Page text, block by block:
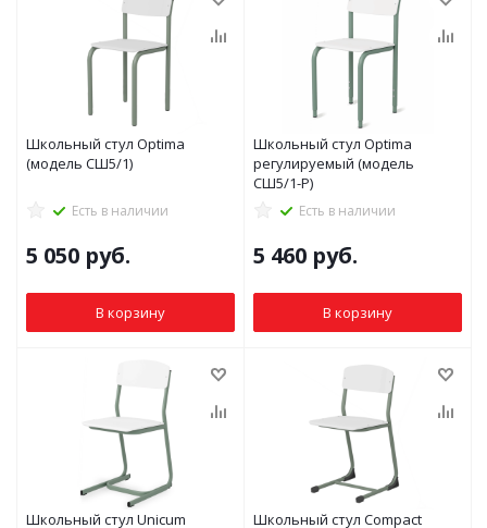
Школьный стул Optima
(модель СШ5/1)
Есть в наличии
5 050 руб.
В корзину
Школьный стул Optima
регулируемый (модель
СШ5/1-Р)
Есть в наличии
5 460 руб.
В корзину
Школьный стул Unicum
Школьный стул Compact